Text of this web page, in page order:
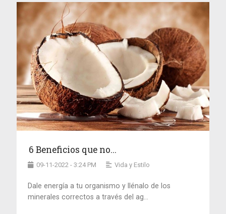
6 Beneficios que no...
09-11-2022 - 3:24 PM Vida y Estilo
Dale energía a tu organismo y llénalo de los
minerales correctos a través del ag...